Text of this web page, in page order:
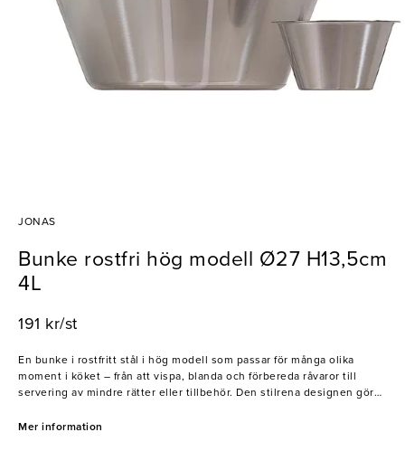
JONAS
Bunke rostfri hög modell Ø27 H13,5cm
4L
191 kr/st
En bunke i rostfritt stål i hög modell som passar för många olika
moment i köket – från att vispa, blanda och förbereda råvaror till
servering av mindre rätter eller tillbehör. Den stilrena designen gör
rostfritt stål som är slitstarkt, hygieniskt och enkelt att rengöra. Flera
Mer information